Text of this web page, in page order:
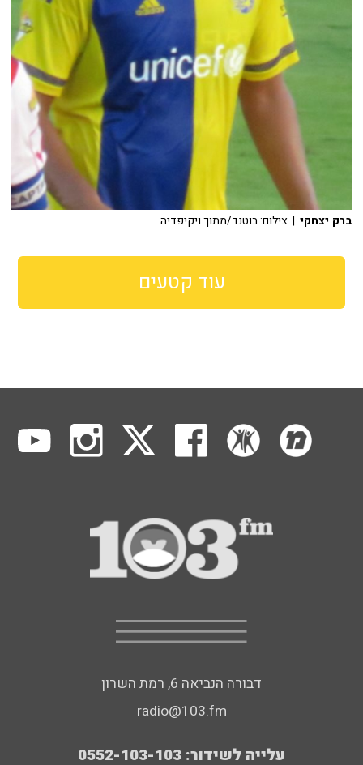
ברק יצחקי | צילום: בוטנד/מתוך ויקיפדיה
עוד קטעים
דבורה הנביאה 6, רמת השרון
radio@103.fm
עלייה לשידור: 0552-103-103